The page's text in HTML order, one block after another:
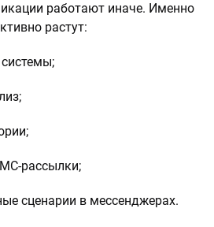
работают иначе. Именно
растут:
рассылки;
сценарии в мессенджерах.